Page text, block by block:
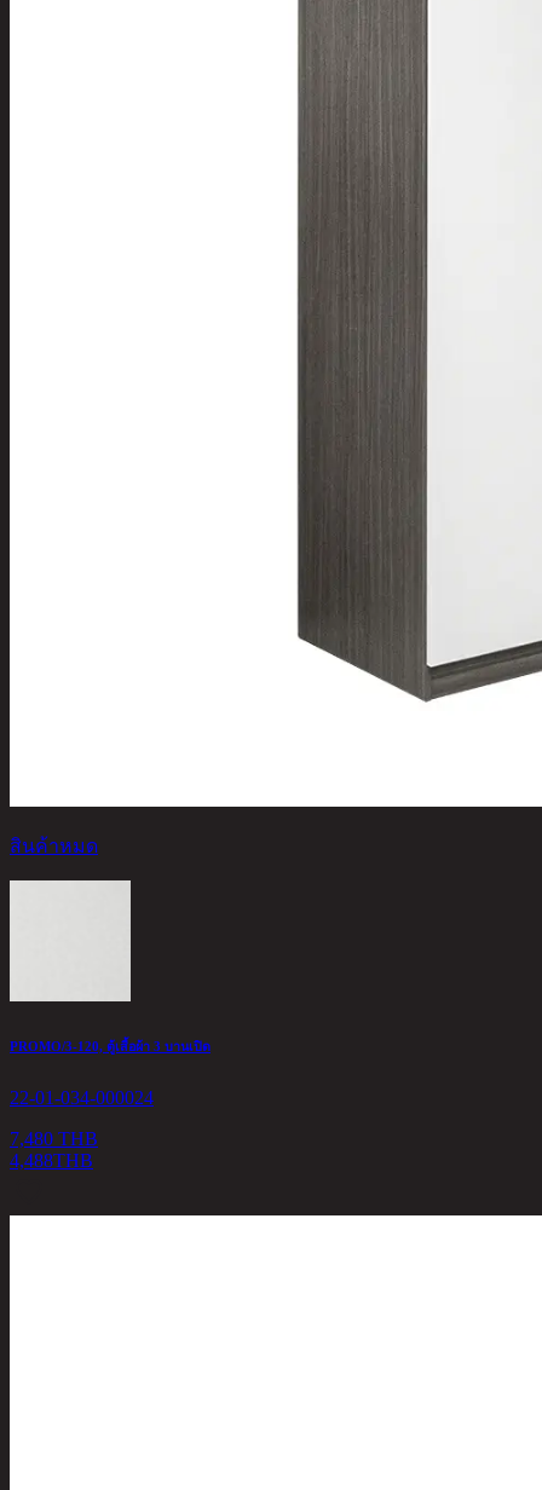
สินค้าหมด
PROMO/3-120, ตู้เสื้อผ้า 3 บานเปิด
22-01-034-000024
7,480 THB
4,488THB